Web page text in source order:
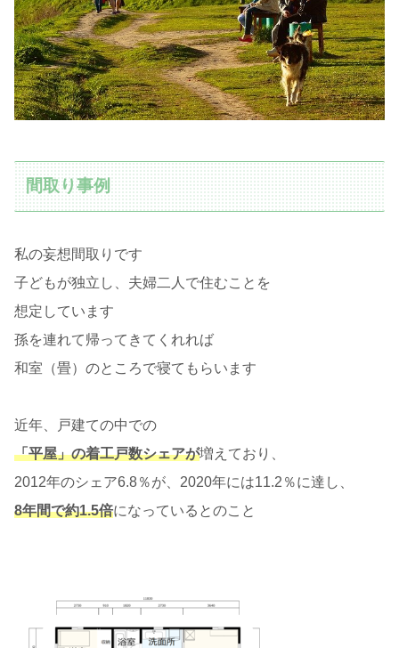
間取り事例
私の妄想間取りです
子どもが独立し、夫婦二人で住むことを
想定しています
孫を連れて帰ってきてくれれば
和室（畳）のところで寝てもらいます
近年、戸建ての中での
「平屋」の着工戸数シェアが増えており、
2012年のシェア6.8％が、2020年には11.2％に達し、
8年間で約1.5倍になっているとのこと